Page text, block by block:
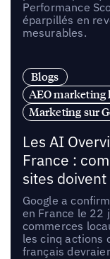
Performance
éparpillés en
mesurables.
Blogs
AEO marketing
Marketing sur
Les AI
France :
sites doivent
Google a
en France le 22
commerces
les cinq actions
français